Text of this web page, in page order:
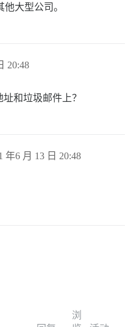
大型公司。
20:48
和垃圾邮件上？
年6 月 13 日 20:48
浏